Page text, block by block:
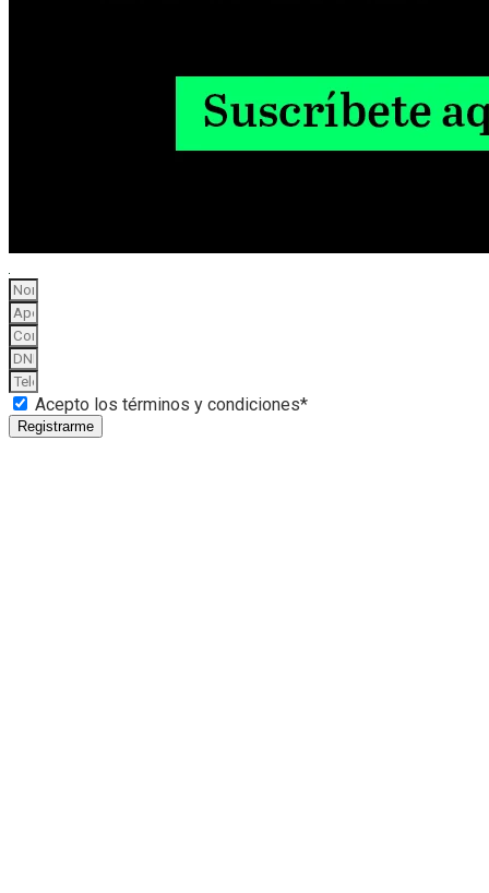
Acepto los términos y condiciones*
Registrarme